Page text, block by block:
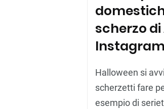
scherzo
Instagram
Halloween si
scherzetti fare
esempio di